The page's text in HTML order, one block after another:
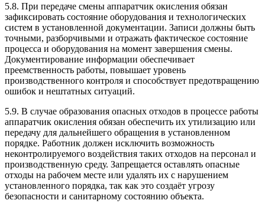
5.8. При передаче смены аппаратчик окисления обязан
зафиксировать состояние оборудования и технологических
систем в установленной документации. Записи должны быть
точными, разборчивыми и отражать фактическое состояние
процесса и оборудования на момент завершения смены.
Документирование информации обеспечивает
преемственность работы, повышает уровень
производственного контроля и способствует предотвращению
ошибок и нештатных ситуаций.
5.9. В случае образования опасных отходов в процессе работы
аппаратчик окисления обязан обеспечить их утилизацию или
передачу для дальнейшего обращения в установленном
порядке. Работник должен исключить возможность
неконтролируемого воздействия таких отходов на персонал и
производственную среду. Запрещается оставлять опасные
отходы на рабочем месте или удалять их с нарушением
установленного порядка, так как это создаёт угрозу
безопасности и санитарному состоянию объекта.